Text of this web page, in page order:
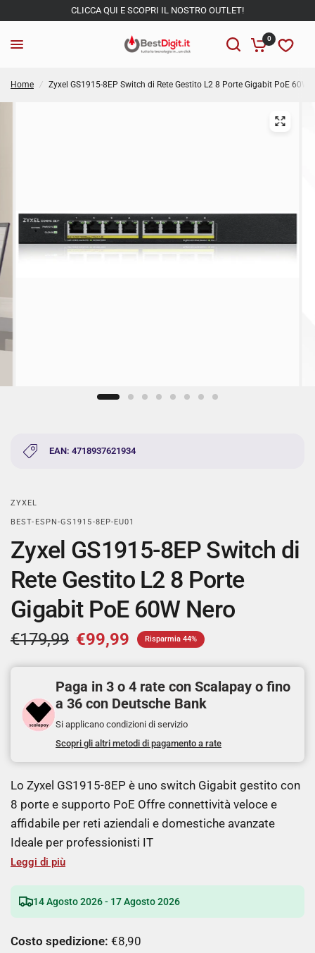
CLICCA QUI E SCOPRI IL NOSTRO OUTLET!
0
Home / Zyxel GS1915-8EP Switch di Rete Gestito L2 8 Porte Gigabit PoE 60W
EAN: 4718937621934
ZYXEL
BEST-ESPN-GS1915-8EP-EU01
Zyxel GS1915-8EP Switch di
Rete Gestito L2 8 Porte
Gigabit PoE 60W Nero
€179,99 €99,99 Risparmia 44%
Paga in 3 o 4 rate con Scalapay o fino
a 36 con Deutsche Bank
Si applicano condizioni di servizio
Scopri gli altri metodi di pagamento a rate
Lo Zyxel GS1915-8EP è uno switch Gigabit gestito con
8 porte e supporto PoE Offre connettività veloce e
affidabile per reti aziendali e domestiche avanzate
Ideale per professionisti IT
Leggi di più
14 Agosto 2026 - 17 Agosto 2026
Costo spedizione: €8,90